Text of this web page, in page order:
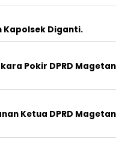
Kapolsek Diganti.
Pokir DPRD Magetan
Ketua DPRD Magetan